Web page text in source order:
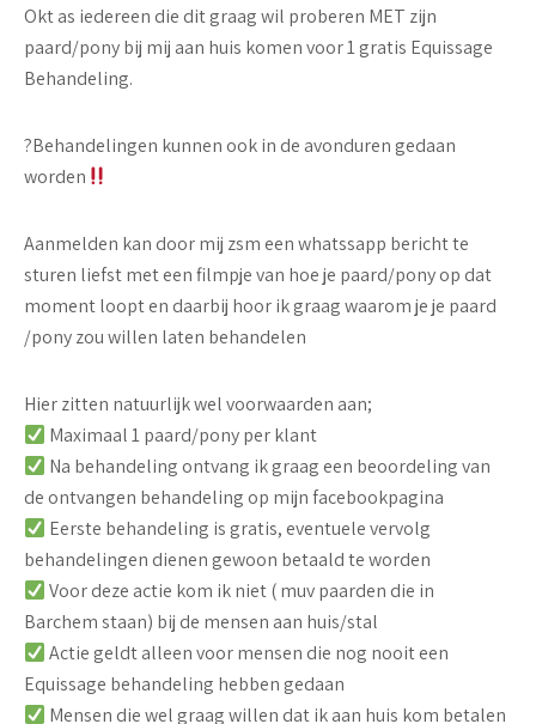
Okt as iedereen die dit graag wil proberen MET zijn
paard/pony bij mij aan huis komen voor 1 gratis Equissage
Behandeling.
?Behandelingen kunnen ook in de avonduren gedaan
worden
Aanmelden kan door mij zsm een whatssapp bericht te
sturen liefst met een filmpje van hoe je paard/pony op dat
moment loopt en daarbij hoor ik graag waarom je je paard
/pony zou willen laten behandelen
Hier zitten natuurlijk wel voorwaarden aan;
Maximaal 1 paard/pony per klant
Na behandeling ontvang ik graag een beoordeling van
de ontvangen behandeling op mijn facebookpagina
Eerste behandeling is gratis, eventuele vervolg
behandelingen dienen gewoon betaald te worden
Voor deze actie kom ik niet ( muv paarden die in
Barchem staan) bij de mensen aan huis/stal
Actie geldt alleen voor mensen die nog nooit een
Equissage behandeling hebben gedaan
Mensen die wel graag willen dat ik aan huis kom betalen